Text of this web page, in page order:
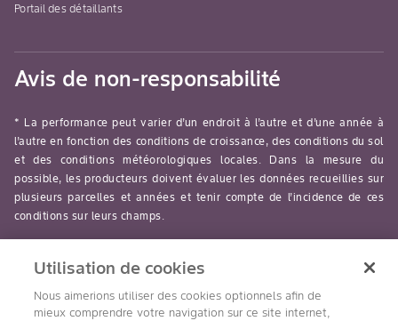
Portail des détaillants
Avis de non-responsabilité
* La performance peut varier d’un endroit à l’autre et d’une année à
l’autre en fonction des conditions de croissance, des conditions du sol
et des conditions météorologiques locales. Dans la mesure du
possible, les producteurs doivent évaluer les données recueillies sur
plusieurs parcelles et années et tenir compte de l’incidence de ces
conditions sur leurs champs.
Utilisation de cookies
Nous aimerions utiliser des cookies optionnels afin de
mieux comprendre votre navigation sur ce site internet,